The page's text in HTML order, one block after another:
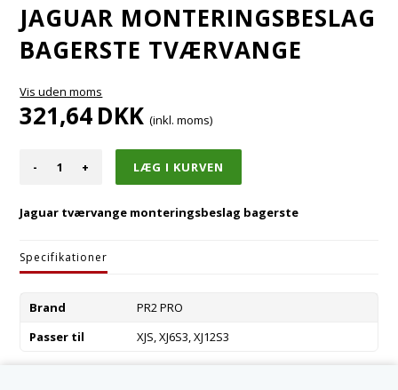
JAGUAR MONTERINGSBESLAG
BAGERSTE TVÆRVANGE
Vis uden moms
321,64DKK (inkl. moms)
- +
Jaguar tværvange monteringsbeslag bagerste
Specifikationer
Brand
PR2 PRO
Passer til
XJS, XJ6S3, XJ12S3